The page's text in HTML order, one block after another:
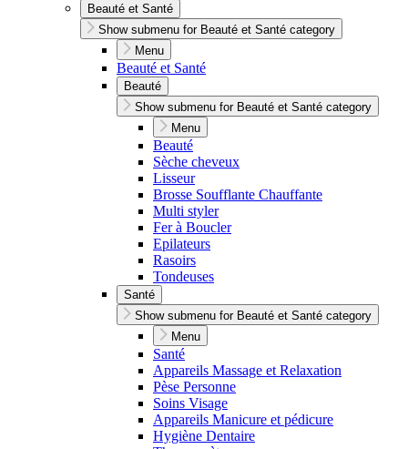
Beauté et Santé
Show submenu for Beauté et Santé category
Menu
Beauté et Santé
Beauté
Show submenu for Beauté et Santé category
Menu
Beauté
Sèche cheveux
Lisseur
Brosse Soufflante Chauffante
Multi styler
Fer à Boucler
Epilateurs
Rasoirs
Tondeuses
Santé
Show submenu for Beauté et Santé category
Menu
Santé
Appareils Massage et Relaxation
Pèse Personne
Soins Visage
Appareils Manicure et pédicure
Hygiène Dentaire